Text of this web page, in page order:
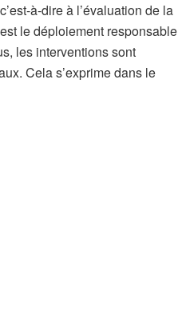
à-dire à l’évaluation de la
le déploiement responsable
les interventions sont
Cela s’exprime dans le